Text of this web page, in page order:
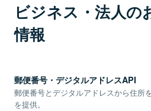
ビジネス・法人の
情報
郵便番号・デジタルアドレスAPI
郵便番号とデジタルアドレスから住所
を提供。